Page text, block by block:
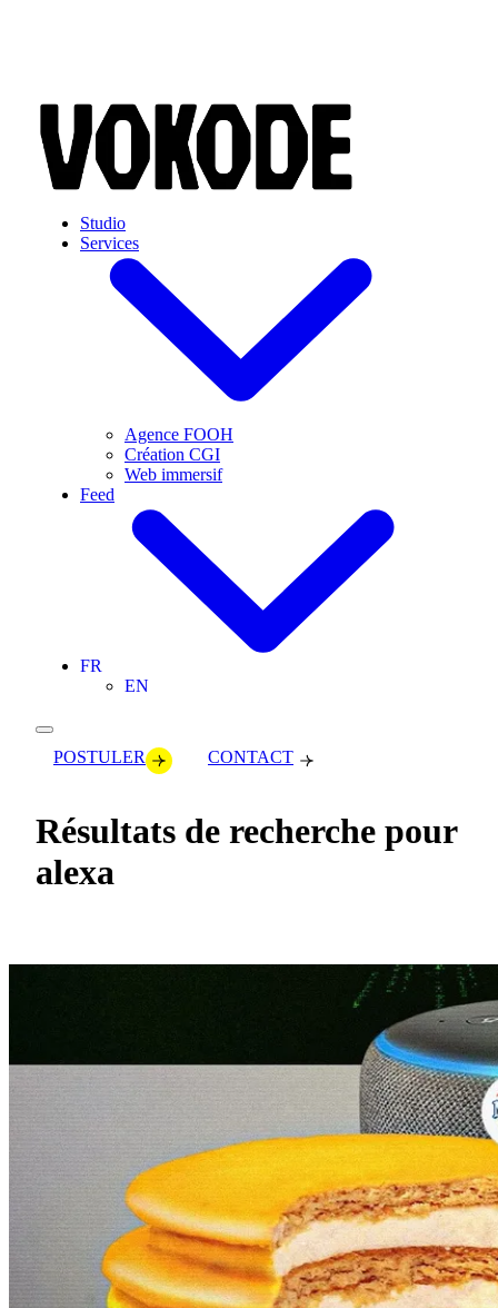
Studio
Services
Agence FOOH
Création CGI
Web immersif
Feed
FR
EN
POSTULER CONTACT
Résultats de recherche pour
alexa